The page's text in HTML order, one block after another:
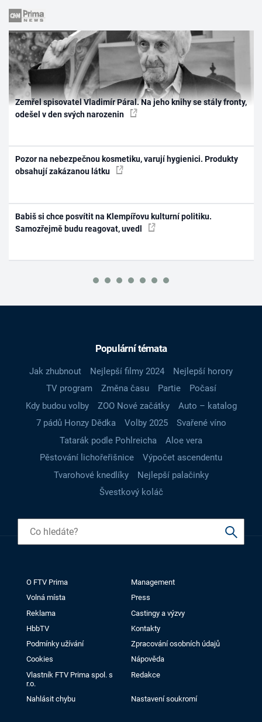
Zemřel spisovatel Vladimír Páral. Na jeho knihy se stály fronty,
odešel v den svých narozenin
Pozor na nebezpečnou kosmetiku, varují hygienici. Produkty
obsahují zakázanou látku
Babiš si chce posvítit na Klempířovu kulturní politiku.
Samozřejmě budu reagovat, uvedl
Populární témata
Jak zhubnout Nejlepší filmy 2024
Nejlepší horory
TV program
Změna času Partie
Počasí
Kdy budou volby
ZOO Nové začátky
Auto – katalog
7 pádů Honzy Dědka
Volby 2025
Svařené víno
Tatarák podle Pohlreicha
Aloe vera
Pěstování lichořeřišnice
Výpočet ascendentu
Tvarohové knedlíky
Nejlepší palačinky
Švestkový koláč
O FTV Prima
Management
Volná místa
Press
Reklama
Castingy a výzvy
HbbTV
Kontakty
Podmínky užívání
Zpracování osobních údajů
Cookies
Nápověda
Vlastník FTV Prima spol. s
r.o.
Redakce
Nahlásit chybu Nastavení soukromí